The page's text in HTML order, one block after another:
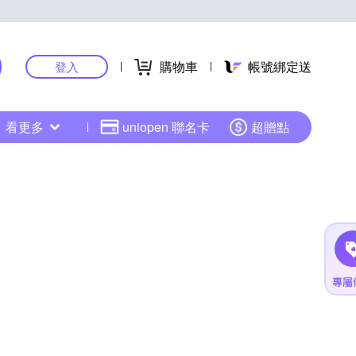
登入 購物車 帳號綁定送
看更多 uniopen 聯名卡 超贈點